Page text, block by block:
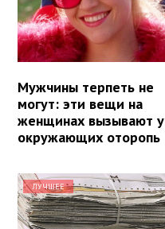
Мужчины терпеть не
могут: эти вещи на
женщинах вызывают у
окружающих оторопь
ЛУЧШЕЕ